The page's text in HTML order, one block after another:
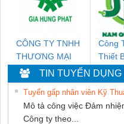
CÔNG TY TNHH
THƯƠNG MẠI
DỊCH VỤ KỸ
THUẬT ĐIỆN CƠ
GIA HƯNG PHÁT
Công
Thiết
Nam
TIN TUYỂN DỤNG
Tuyển gấp nhân viên Kỹ
Mô tả công việc Đảm
Công ty theo...